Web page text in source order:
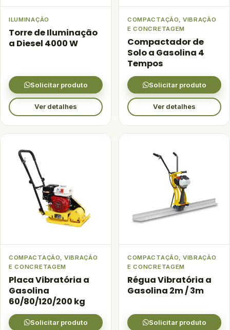
ILUMINAÇÃO
Torre de Iluminação
a Diesel 4000 W
Solicitar produto
Ver detalhes
COMPACTAÇÃO, VIBRAÇÃO
E CONCRETAGEM
Compactador de
Solo a Gasolina 4
Tempos
Solicitar produto
Ver detalhes
COMPACTAÇÃO, VIBRAÇÃO
E CONCRETAGEM
Placa Vibratória a
Gasolina
60/80/120/200 kg
Solicitar produto
COMPACTAÇÃO, VIBRAÇÃO
E CONCRETAGEM
Régua Vibratória a
Gasolina 2m / 3m
Solicitar produto